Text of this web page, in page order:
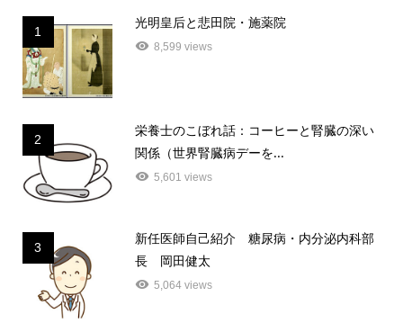
1
光明皇后と悲田院・施薬院
8,599 views
2
栄養士のこぼれ話：コーヒーと腎臓の深い
関係（世界腎臓病デーを...
5,601 views
3
新任医師自己紹介 糖尿病・内分泌内科部
長 岡田健太
5,064 views